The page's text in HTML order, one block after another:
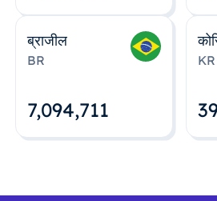
ब्राजील
BR
7,094,712
KR